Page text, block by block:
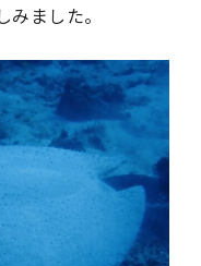
ました。